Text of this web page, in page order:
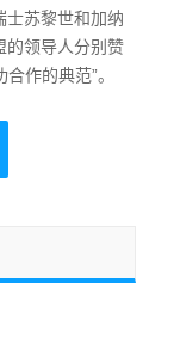
士苏黎世和加纳
的领导人分别赞
作的典范”。